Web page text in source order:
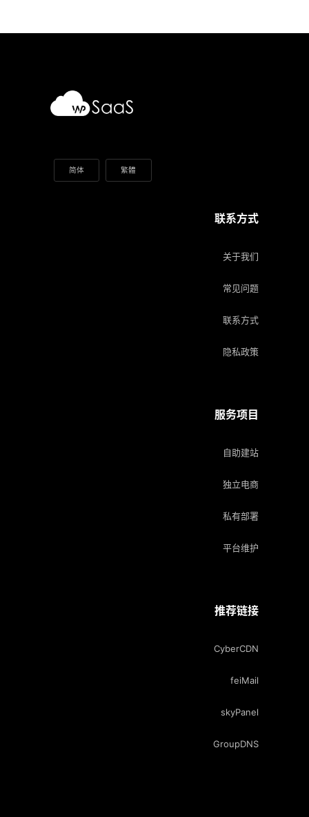
简体 繁體
联系方式
关于我们
常见问题
联系方式
隐私政策
服务项目
自助建站
独立电商
私有部署
平台维护
推荐链接
CyberCDN
feiMail
skyPanel
GroupDNS